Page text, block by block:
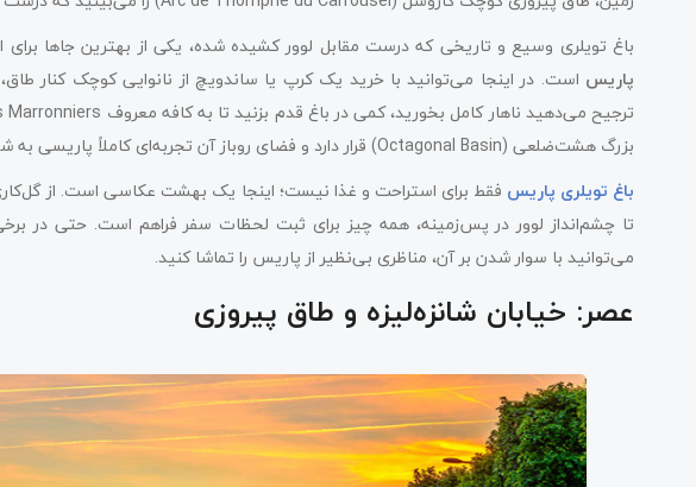
باغ تویلری وسیع و تاریخی که درست مقابل لوور کشیده شده، یکی از بهترین جاها برای
پاریس است. در اینجا می‌توانید با خرید یک کرپ یا ساندویچ از نانوایی کوچک کنار
بزرگ هشت‌ضلعی (Octagonal Basin) قرار دارد و فضای روباز آن تجربه‌ای کاملاً پاریسی به شما می‌دهد.
باغ تویلری پاریس فقط برای استراحت و غذا نیست؛ اینجا یک بهشت عکاسی است. از
تا چشم‌انداز لوور در پس‌زمینه، همه چیز برای ثبت لحظات سفر فراهم است. حتی در
می‌توانید با سوار شدن بر آن، مناظری بی‌نظیر از پاریس را تماشا کنید.
عصر: خیابان شانزه‌لیزه و طاق پیروزی